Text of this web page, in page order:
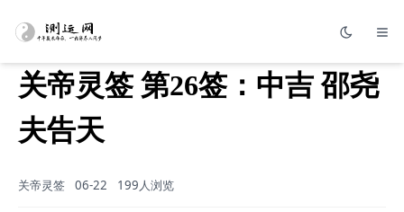
关帝灵签 第26签：中吉 邵尧
夫告天
关帝灵签 06-22 199人浏览